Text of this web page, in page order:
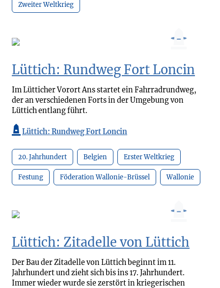
Zweiter Weltkrieg
Lüttich: Rundweg Fort Loncin
Im Lütticher Vorort Ans startet ein Fahrradrundweg,
der an verschiedenen Forts in der Umgebung von
Lüttich entlang führt.
Lüttich: Rundweg Fort Loncin
20. Jahrhundert Belgien Erster Weltkrieg
Festung Föderation Wallonie-Brüssel Wallonie
Lüttich: Zitadelle von Lüttich
Der Bau der Zitadelle von Lüttich beginnt im 11.
Jahrhundert und zieht sich bis ins 17. Jahrhundert.
Immer wieder wurde sie zerstört in kriegerischen